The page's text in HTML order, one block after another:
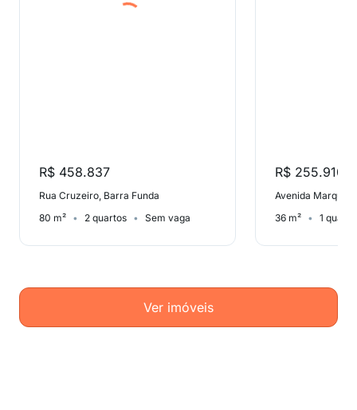
R$ 458.837
Rua Cruzeiro, Barra Funda
80 m²
2 quartos Sem vaga
R$ 255.910
36 m² 1 quarto
Ver imóveis